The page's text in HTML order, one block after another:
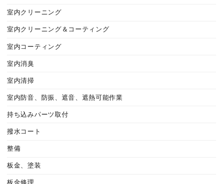
室内クリーニング
室内クリーニング＆コーティング
室内コーティング
室内消臭
室内清掃
室内防音、防振、遮音、遮熱可能作業
持ち込みパーツ取付
撥水コート
整備
板金、塗装